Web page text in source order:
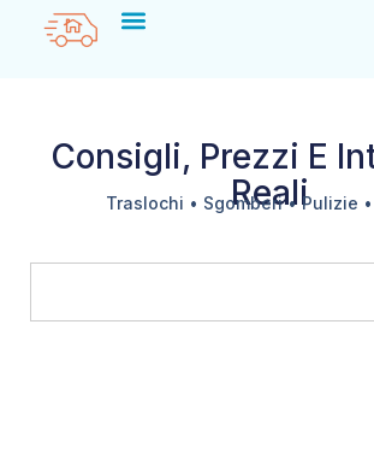
Consigli, Prezzi E
Reali
Traslochi • Sgomberi • Pulizie